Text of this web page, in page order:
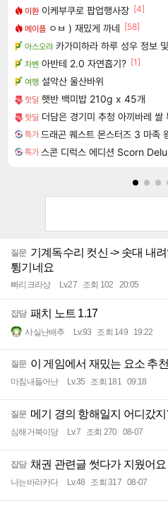
이환 이케부쿠로 팝업행사장 [4]
메이플 ㅇㅂ ) 재밌게 까네 [58]
아스오라 카가미하라 하루 성우 정보
차벤 아반테 2.0 자연흡기? [1]
여행 설악산 울산바위
핫딜 햇반 백미밥 210g x 45개
핫딜 더담은 경기미 추청 아끼바레
특가
특가
질문 기계독수리 컷신 -> 솟대 내
튕기네요
빠리크라상 Lv.27 조회 102 20:05
잡담 패치 노트 1.17
사실난배추 Lv.93 조회 149 19:22
질문 이 게임에서 재밌는 요소 추
마침내들어난 Lv.35 조회 181 09:18
질문 메기 경의 항해일지 어디갔
심해거북이당 Lv.7 조회 270 08-07
잡담 채권 관련글 썻다가 지웠어요
나는바라카다 Lv.48 조회 317 08-07